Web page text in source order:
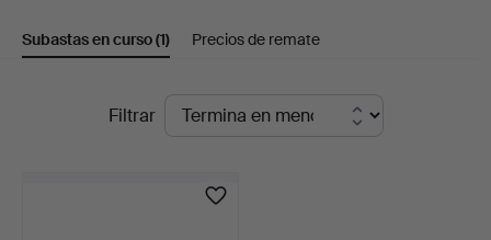
deSubastas en curso(1) Precios de remate
SubastasFiltrar